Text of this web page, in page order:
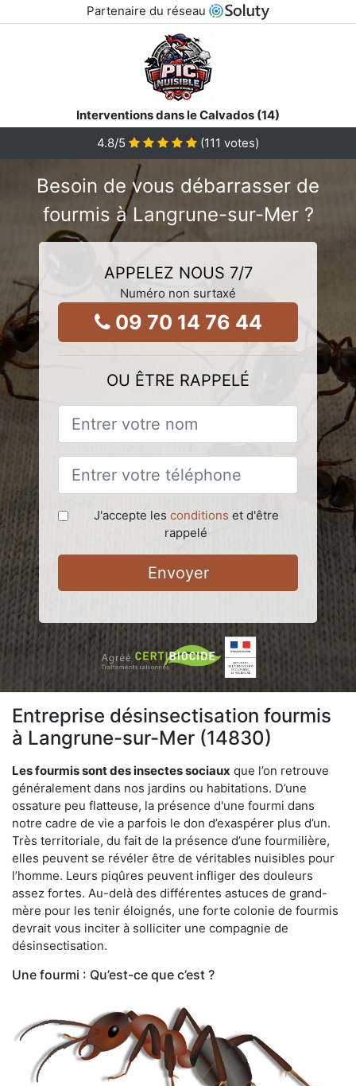
Partenaire du réseau
Interventions dans le Calvados (14)
4.8/5 (111 votes)
Besoin de vous débarrasser de
fourmis à Langrune-sur-Mer ?
APPELEZ NOUS 7/7
Numéro non surtaxé
09 70 14 76 44
OU ÊTRE RAPPELÉ
J'accepte les conditions et d'être
rappelé
Envoyer
Entreprise désinsectisation fourmis
à Langrune-sur-Mer (14830)
Les fourmis sont des insectes sociaux que l’on retrouve
généralement dans nos jardins ou habitations. D’une
ossature peu flatteuse, la présence d'une fourmi dans
notre cadre de vie a parfois le don d’exaspérer plus d’un.
Très territoriale, du fait de la présence d’une fourmilière,
elles peuvent se révéler être de véritables nuisibles pour
l’homme. Leurs piqûres peuvent infliger des douleurs
assez fortes. Au-delà des différentes astuces de grand-
mère pour les tenir éloignés, une forte colonie de fourmis
devrait vous inciter à solliciter une compagnie de
désinsectisation.
Une fourmi : Qu’est-ce que c’est ?